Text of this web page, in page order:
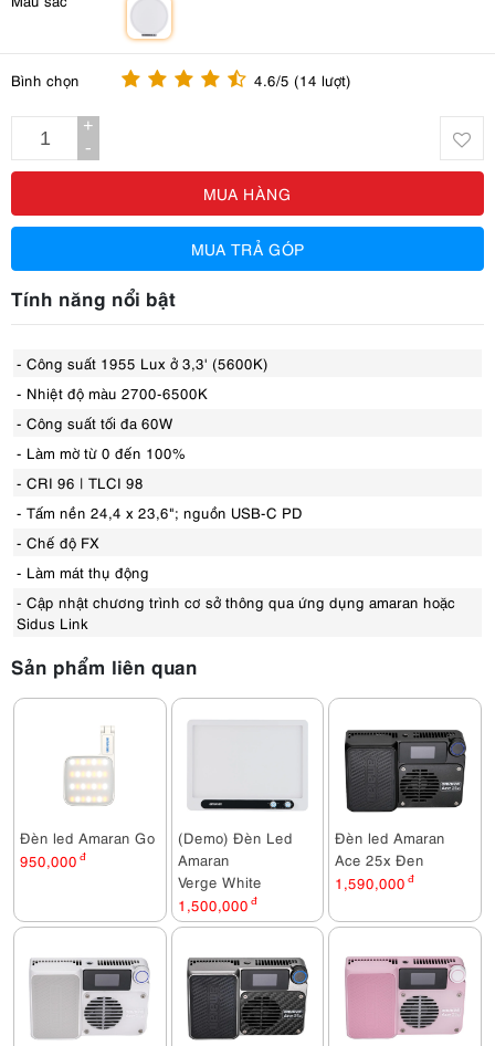
Bình chọn 4.6/5 (14 lượt)
+
-
MUA HÀNG
MUA TRẢ GÓP
Tính năng nổi bật
- Công suất 1955 Lux ở 3,3' (5600K)
- Nhiệt độ màu 2700-6500K
- Công suất tối đa 60W
- Làm mờ từ 0 đến 100%
- CRI 96 | TLCI 98
- Tấm nền 24,4 x 23,6"; nguồn USB-C PD
- Chế độ FX
- Làm mát thụ động
- Cập nhật chương trình cơ sở thông qua ứng dụng amaran hoặc
Sidus Link
Sản phẩm liên quan
Đèn led Amaran Go
950,000 đ
(Demo) Đèn Led
Amaran
Verge White
1,500,000 đ
Đèn led Amaran
Ace 25x Đen
1,590,000 đ